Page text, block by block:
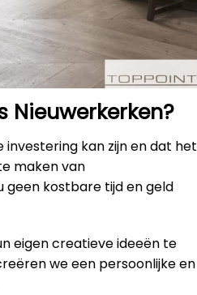
Nieuwerkerken?
kan zijn en dat het
maken van
geen kostbare tijd en geld
eigen creatieve ideeën te
we een persoonlijke en